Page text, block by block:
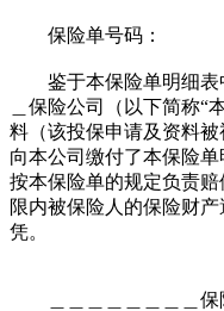
保险单号码：
鉴于本保险单明细表
＿保险公司（以下简称“
料（该投保申请及资料
向本公司缴付了本保险
按本保险单的规定负责
限内被保险人的保险财
凭。
＿＿＿＿＿＿＿＿保